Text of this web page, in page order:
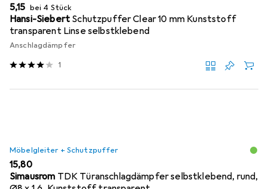
EUR
5,15 bei 4 Stück
Hansi-Siebert Schutzpuffer Clear 10 mm Kunststoff
transparent Linse selbstklebend
Anschlagdämpfer
1
Möbelgleiter + Schutzpuffer
EUR
15,80
Simausrom TDK Türanschlagdämpfer selbstklebend, rund,